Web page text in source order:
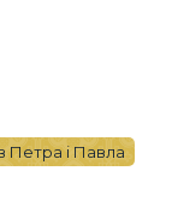
Петра і Павла